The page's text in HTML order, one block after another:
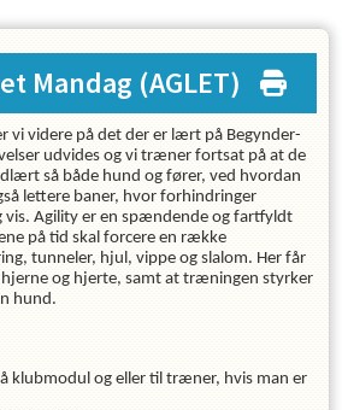
Mandag (AGLET)
vi videre på det der er lært på Begynder-
udvides og vi træner fortsat på at de
så både hund og fører, ved hvordan
lettere baner, hvor forhindringer
vis. Agility er en spændende og fartfyldt
på tid skal forcere en række
tunneler, hjul, vippe og slalom. Her får
og hjerte, samt at træningen styrker
hund.
klubmodul og eller til træner, hvis man er